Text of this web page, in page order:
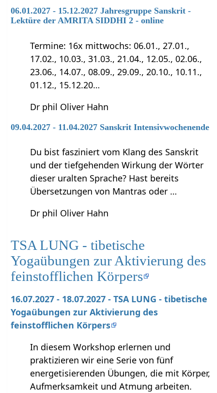
06.01.2027 - 15.12.2027 Jahresgruppe Sanskrit -
Lektüre der AMRITA SIDDHI 2 - online
Termine: 16x mittwochs: 06.01., 27.01.,
17.02., 10.03., 31.03., 21.04., 12.05., 02.06.,
23.06., 14.07., 08.09., 29.09., 20.10., 10.11.,
01.12., 15.12.20…
Dr phil Oliver Hahn
09.04.2027 - 11.04.2027 Sanskrit Intensivwochenende
Du bist fasziniert vom Klang des Sanskrit
und der tiefgehenden Wirkung der Wörter
dieser uralten Sprache? Hast bereits
Übersetzungen von Mantras oder …
Dr phil Oliver Hahn
TSA LUNG - tibetische
Yogaübungen zur Aktivierung des
feinstofflichen Körpers
16.07.2027 - 18.07.2027 - TSA LUNG - tibetische
Yogaübungen zur Aktivierung des
feinstofflichen Körpers
In diesem Workshop erlernen und
praktizieren wir eine Serie von fünf
energetisierenden Übungen, die mit Körper,
Aufmerksamkeit und Atmung arbeiten.